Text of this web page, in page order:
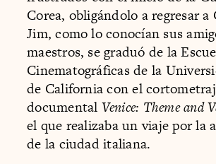
Corea, obligándolo a regresar
Jim, como lo conocían sus
maestros, se graduó de la
Cinematográficas de la
de California con el
documental Venice: Theme and
el que realizaba un viaje por la
de la ciudad italiana.